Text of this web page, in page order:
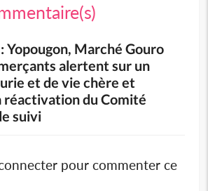
Yopougon, Marché Gouro
alertent sur un
et de vie chère et
réactivation du Comité
suivi
pour commenter ce